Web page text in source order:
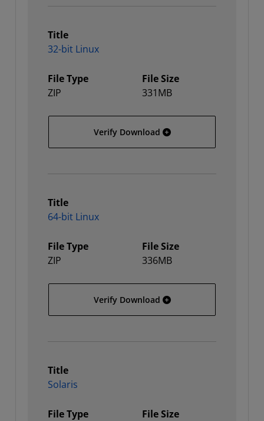
Title
32-bit Linux
File Type
ZIP
File Size
331MB
Verify Download 32-bit Linux
Title
64-bit Linux
File Type
ZIP
File Size
336MB
Verify Download 64-bit Linux
Title
Solaris
File Type
File Size